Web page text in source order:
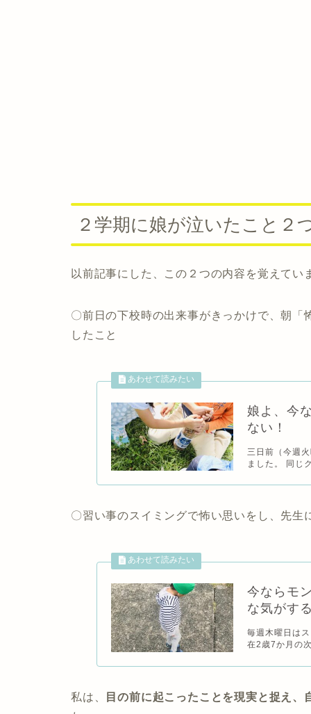
２学期に娘が泣いたこと２
以前記事にした、この２つの内容を覚えてい
〇前日の下校時の出来事がきっかけで、朝
したこと
娘よ、今
ない！
三日前（今週
ました。 同じ
〇習い事のスイミングで怖い思いをし、先生
今ならモ
な気がす
毎週木曜日は
在2歳7か月の
私は、
目の前に起こったことを現実と捉え、